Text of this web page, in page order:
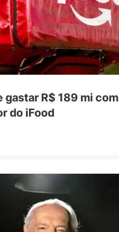
gastar R$ 189 mi com
do iFood